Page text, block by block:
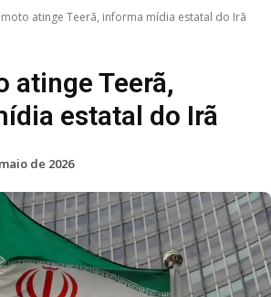
atinge Teerã, informa mídia estatal do Irã
atinge Teerã,
estatal do Irã
de 2026